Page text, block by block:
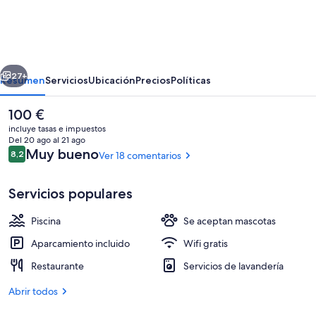
Camping
Salón en el vestíbulo
Siguiente
27+
ResumenServiciosUbicaciónPreciosPolíticas
El
precio
actual
es
de
100 €
incluye tasas e impuestos
Del 20 ago al 21 ago
Comentarios
8,28,2 de 10
Muy buenoVer 18 comentarios
Servicios populares
Piscina
Se aceptan mascotas
Aparcamiento incluido
Wifi gratis
Restaurante
Servicios de lavandería
Abrir todos